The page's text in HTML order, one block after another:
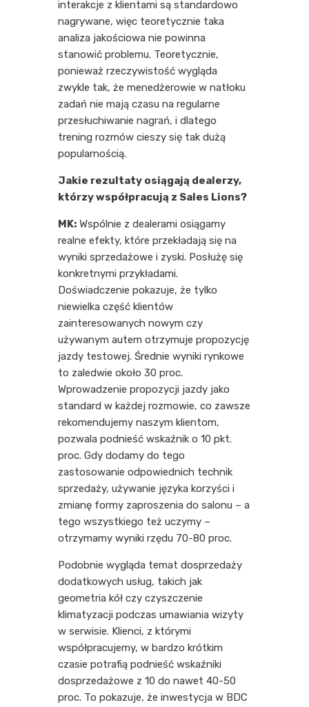
interakcje z klientami są standardowo
nagrywane, więc teoretycznie taka
analiza jakościowa nie powinna
stanowić problemu. Teoretycznie,
ponieważ rzeczywistość wygląda
zwykle tak, że menedżerowie w natłoku
zadań nie mają czasu na regularne
przesłuchiwanie nagrań, i dlatego
trening rozmów cieszy się tak dużą
popularnością.
Jakie rezultaty osiągają dealerzy,
którzy współpracują z Sales Lions?
MK: Wspólnie z dealerami osiągamy
realne efekty, które przekładają się na
wyniki sprzedażowe i zyski. Posłużę się
konkretnymi przykładami.
Doświadczenie pokazuje, że tylko
niewielka część klientów
zainteresowanych nowym czy
używanym autem otrzymuje propozycję
jazdy testowej. Średnie wyniki rynkowe
to zaledwie około 30 proc.
Wprowadzenie propozycji jazdy jako
standard w każdej rozmowie, co zawsze
rekomendujemy naszym klientom,
pozwala podnieść wskaźnik o 10 pkt.
proc. Gdy dodamy do tego
zastosowanie odpowiednich technik
sprzedaży, używanie języka korzyści i
zmianę formy zaproszenia do salonu – a
tego wszystkiego też uczymy –
otrzymamy wyniki rzędu 70-80 proc.
Podobnie wygląda temat dosprzedaży
dodatkowych usług, takich jak
geometria kół czy czyszczenie
klimatyzacji podczas umawiania wizyty
w serwisie. Klienci, z którymi
współpracujemy, w bardzo krótkim
czasie potrafią podnieść wskaźniki
dosprzedażowe z 10 do nawet 40-50
proc. To pokazuje, że inwestycja w BDC